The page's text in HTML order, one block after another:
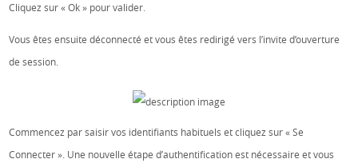
Cliquez sur « Ok » pour valider.
Vous êtes ensuite déconnecté et vous êtes redirigé vers l’invite d’ouverture
de session.
Commencez par saisir vos identifiants habituels et cliquez sur « Se
Connecter ». Une nouvelle étape d’authentification est nécessaire et vous